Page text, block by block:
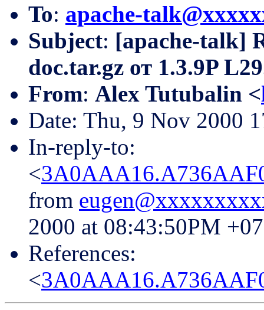
To: apache-
Subject: [apache-talk]
doc.tar.gz от 1.3.9P
From: Alex Tutubalin <
Date: Thu, 9 Nov 2000
In-reply-to:
<
from
2000 at 08:43:50PM
References:
<